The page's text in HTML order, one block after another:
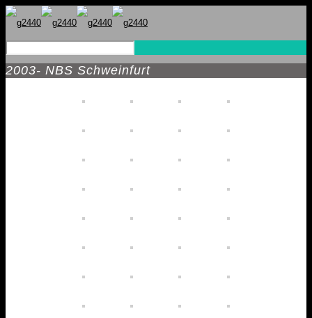
2003- NBS Schweinfurt